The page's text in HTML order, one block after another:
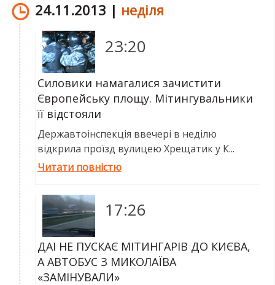
24.11.2013 | неділя
23:20
Силовики намагалися зачистити
Європейську площу. Мітингувальники
її відстояли
Державтоінспекція ввечері в неділю
відкрила проїзд вулицею Хрещатик у К...
Читати повністю
17:26
ДАІ НЕ ПУСКАЄ МІТИНГАРІВ ДО КИЄВА,
А АВТОБУС З МИКОЛАЇВА
«ЗАМІНУВАЛИ»